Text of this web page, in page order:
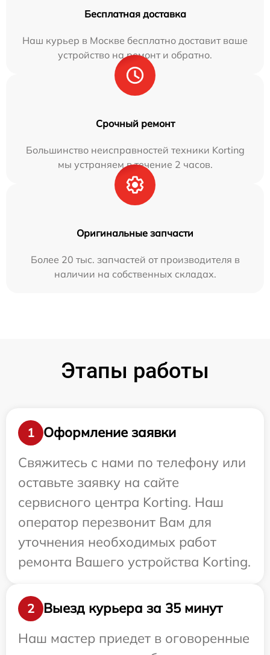
Бесплатная доставка
Наш курьер в Москве бесплатно доставит ваше
устройство на ремонт и обратно.
Срочный ремонт
Большинство неисправностей техники Korting
мы устраняем в течение 2 часов.
Оригинальные запчасти
Более 20 тыс. запчастей от производителя в
наличии на собственных складах.
Этапы работы
1
Оформление заявки
Свяжитесь с нами по телефону или
оставьте заявку на сайте
сервисного центра Korting. Наш
оператор перезвонит Вам для
уточнения необходимых работ
ремонта Вашего устройства Korting.
2
Выезд курьера за 35 минут
Наш мастер приедет в оговоренные